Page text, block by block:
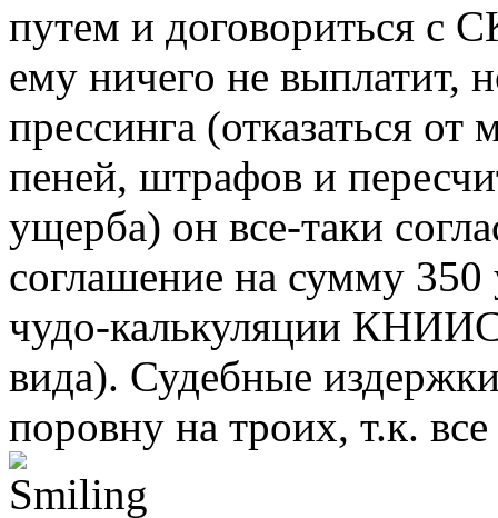
путем и договориться с
ему ничего не выплатит,
прессинга (отказаться
пеней, штрафов и
ущерба) он все-таки
соглашение на сумму
чудо-калькуляции
вида). Судебные
поровну на троих, т.к.